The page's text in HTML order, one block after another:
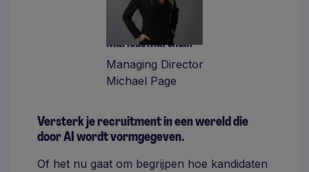
Marlous Marsman
Managing Director
Michael Page
Versterk je recruitment in een wereld die
door AI wordt vormgegeven.
Of het nu gaat om begrijpen hoe kandidaten